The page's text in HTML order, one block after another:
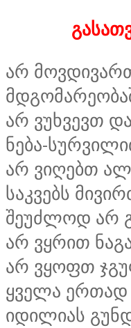
არ
არ ვუხვევთ
ნება-
არ ვიღებთ
საკვებს
შეუძლოდ არ
არ ვყრით
არ ვყოფთ
ყველა
იდილიას